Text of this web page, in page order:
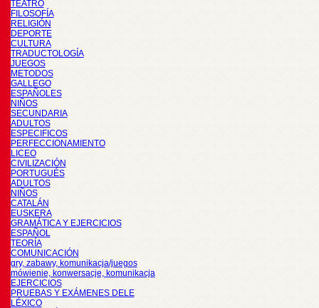
TEATRO
FILOSOFÍA
RELIGIÓN
DEPORTE
CULTURA
TRADUCTOLOGÍA
JUEGOS
METODOS
GALLEGO
ESPAÑOLES
NIÑOS
SECUNDARIA
ADULTOS
ESPECIFICOS
PERFECCIONAMIENTO
LICEO
CIVILIZACIÓN
PORTUGUÉS
ADULTOS
NIÑOS
CATALÁN
EUSKERA
GRAMÁTICA Y EJERCICIOS
ESPAÑOL
TEORÍA
COMUNICACIÓN
gry, zabawy, komunikacja/juegos
mówienie, konwersacje, komunikacja
EJERCICIOS
PRUEBAS Y EXÁMENES DELE
LÉXICO